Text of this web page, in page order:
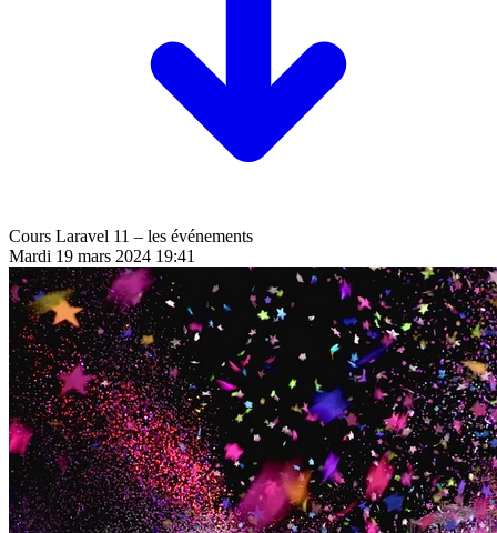
Cours Laravel 11 – les événements
Mardi 19 mars 2024 19:41